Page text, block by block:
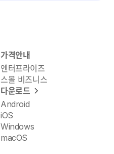
가격안내
엔터프라이즈
스몰 비즈니스
다운로드
Android
iOS
Windows
macOS